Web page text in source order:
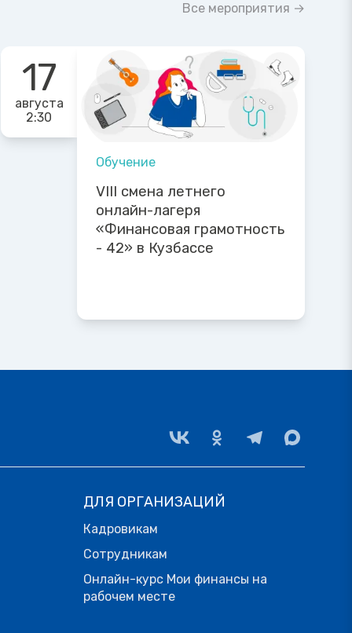
Все мероприятия →
17
августа
2:30
Обучение
VIII смена летнего
онлайн-лагеря
«Финансовая грамотность
- 42» в Кузбассе
ДЛЯ ОРГАНИЗАЦИЙ
Кадровикам
Сотрудникам
Онлайн-курс Мои финансы на
рабочем месте